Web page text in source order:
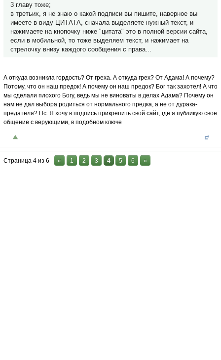
3 главу тоже;
в третьих, я не знаю о какой подписи вы пишите, наверное вы
имеете в виду ЦИТАТА, сначала выделяете нужный текст, и
нажимаете на кнопочку ниже "цитата" это в полной версии сайта,
если в мобильной, то тоже выделяем текст, и нажимает на
стрелочку внизу каждого сообщения с права...
А откуда возникла гордость? От греха. А откуда грех? От Адама! А почему?
Потому, что он наш предок! А почему он наш предок? Бог так захотел! А что
мы сделали плохого Богу, ведь мы не виноваты в делах Адама? Почему он
нам не дал выбора родиться от нормального предка, а не от дурака-
предателя? Пс. Я хочу в подпись прикрепить свой сайт, где я публикую свое
общение с верующими, в подобном ключе
Страница 4 из 6 « 1 2 3 4 5 6 »